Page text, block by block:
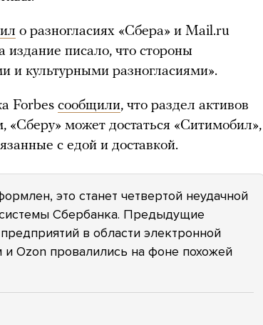
о разногласиях «Сбера» и Mail.ru
издание писало, что стороны
и культурными разногласиями».
Forbes сообщили, что раздел активов
«Сберу» может достаться «Ситимобил»,
с едой и доставкой.
это станет четвертой неудачной
Сбербанка. Предыдущие
в области электронной
Ozon провалились на фоне похожей